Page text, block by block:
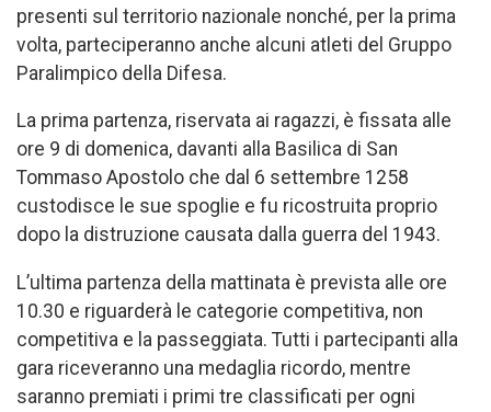
presenti sul territorio nazionale nonché, per la prima
volta, parteciperanno anche alcuni atleti del Gruppo
Paralimpico della Difesa.
La prima partenza, riservata ai ragazzi, è fissata alle
ore 9 di domenica, davanti alla Basilica di San
Tommaso Apostolo che dal 6 settembre 1258
custodisce le sue spoglie e fu ricostruita proprio
dopo la distruzione causata dalla guerra del 1943.
L’ultima partenza della mattinata è prevista alle ore
10.30 e riguarderà le categorie competitiva, non
competitiva e la passeggiata. Tutti i partecipanti alla
gara riceveranno una medaglia ricordo, mentre
saranno premiati i primi tre classificati per ogni